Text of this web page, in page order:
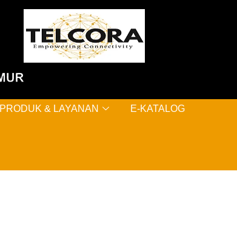
PRODUK & LAYANAN
E-KATALOG